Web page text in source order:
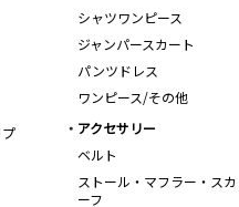
シャツワンピース
ジャンパースカート
パンツドレス
ワンピース/その他
アクセサリー
ベルト
ストール・マフラー・スカ
ーフ